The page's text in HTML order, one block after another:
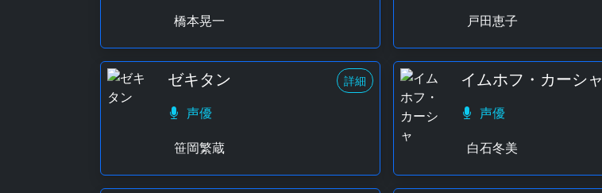
橋本晃一
戸田恵子
ゼキタン 詳細
声優
笹岡繁蔵
イムホフ・カーシャ
声優
白石冬美